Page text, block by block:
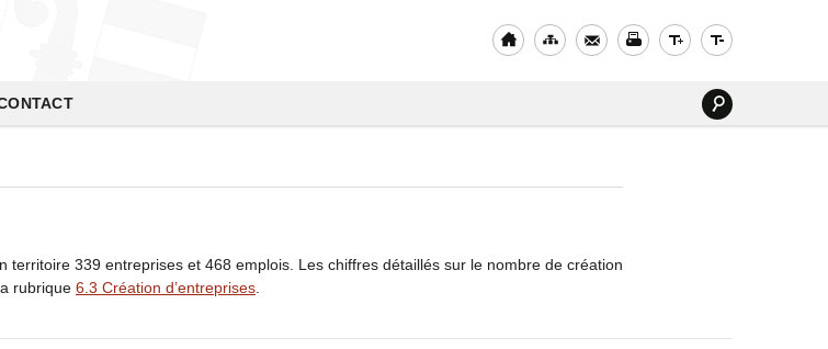
territoire 339 entreprises et 468 emplois. Les chiffres détaillés sur le nombre de création
rubrique 6.3 Création d’entreprises